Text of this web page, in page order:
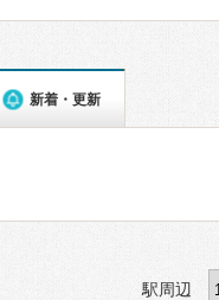
新着・更新
駅周辺